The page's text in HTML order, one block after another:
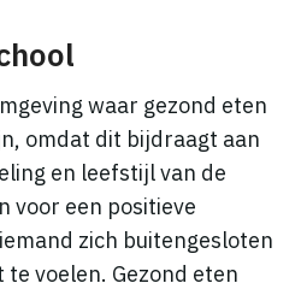
waar gezond eten
omdat dit bijdraagt aan
en leefstijl van de
voor een positieve
zich buitengesloten
voelen. Gezond eten